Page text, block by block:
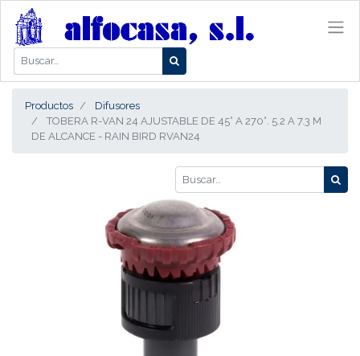
Productos
Difusores
TOBERA R-VAN 24 AJUSTABLE DE 45° A 270°. 5.2 A 7.3 M
DE ALCANCE - RAIN BIRD RVAN24